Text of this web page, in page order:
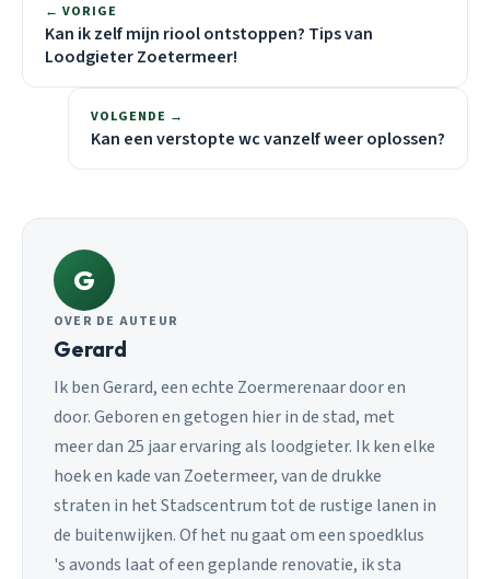
← VORIGE
Kan ik zelf mijn riool ontstoppen? Tips van
Loodgieter Zoetermeer!
VOLGENDE →
Kan een verstopte wc vanzelf weer oplossen?
G
OVER DE AUTEUR
Gerard
Ik ben Gerard, een echte Zoermerenaar door en
door. Geboren en getogen hier in de stad, met
meer dan 25 jaar ervaring als loodgieter. Ik ken elke
hoek en kade van Zoetermeer, van de drukke
straten in het Stadscentrum tot de rustige lanen in
de buitenwijken. Of het nu gaat om een spoedklus
's avonds laat of een geplande renovatie, ik sta